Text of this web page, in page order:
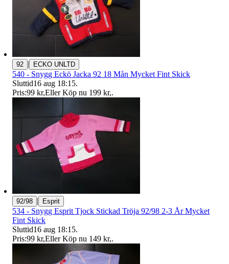
92 | ECKO UNLTD
540 - Snygg Eckö Jacka 92 18 Mån Mycket Fint Skick
Sluttid16 aug 18:15.
Pris:99 kr,Eller Köp nu 199 kr,.
92/98 | Esprit
534 - Snygg Esprit Tjock Stickad Tröja 92/98 2-3 År Mycket
Fint Skick
Sluttid16 aug 18:15.
Pris:99 kr,Eller Köp nu 149 kr,.